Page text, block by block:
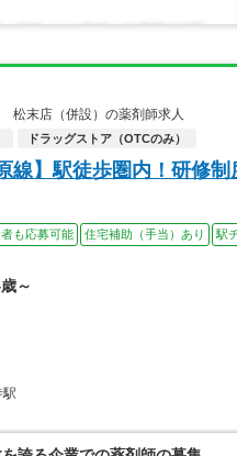
末店（併設）の薬剤師求人
ドラッグストア（OTCのみ）
線】駅徒歩圏内！研修
も応募可能 住宅補助（手当）あり 駅
～
駅